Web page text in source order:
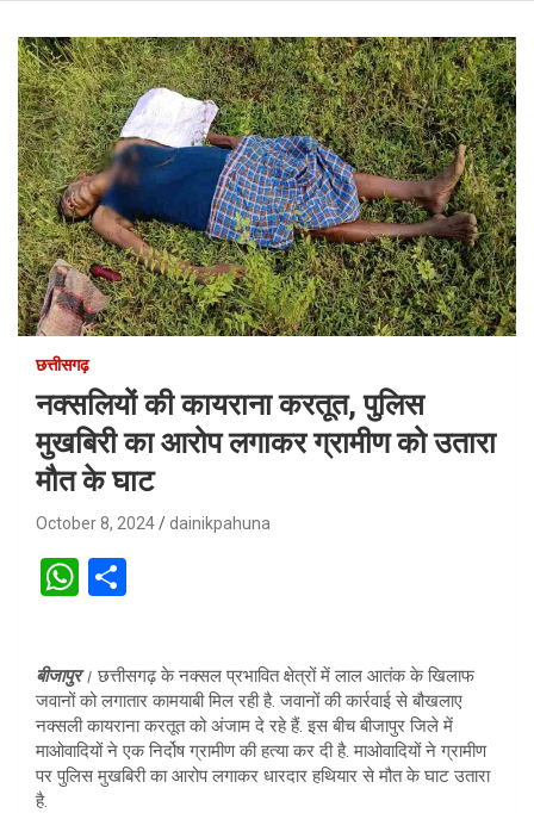
छत्तीसगढ़
नक्सलियों की कायराना करतूत, पुलिस
मुखबिरी का आरोप लगाकर ग्रामीण को उतारा
मौत के घाट
October 8, 2024 dainikpahuna
W
s
A
p
e
बीजापुर। छत्तीसगढ़ के नक्सल प्रभावित क्षेत्रों में लाल आतंक के खिलाफ
जवानों को लगातार कामयाबी मिल रही है. जवानों की कार्रवाई से बौखलाए
नक्सली कायराना करतूत को अंजाम दे रहे हैं. इस बीच बीजापुर जिले में
माओवादियों ने एक निर्दोष ग्रामीण की हत्या कर दी है. माओवादियों ने ग्रामीण
पर पुलिस मुखबिरी का आरोप लगाकर धारदार हथियार से मौत के घाट उतारा
है.